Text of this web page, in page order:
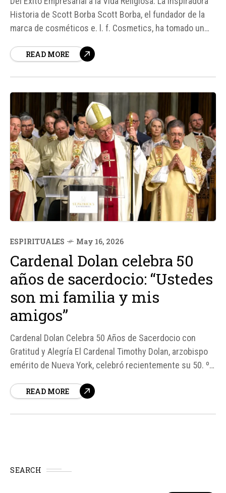
Historia de Scott Borba Scott Borba, el fundador de la
marca de cosméticos e. l. f. Cosmetics, ha tomado un
del lujo y la riqueza material para dedicarse al ministerio
READ MORE
ESPIRITUALES May 16, 2026
Cardenal Dolan celebra 50
años de sacerdocio: “Ustedes
son mi familia y mis
amigos”
Cardenal Dolan Celebra 50 Años de Sacerdocio con
Gratitud y Alegría El Cardenal Timothy Dolan, arzobispo
emérito de Nueva York, celebró recientemente su 50. º
Misa en la Catedral de San Patricio. Rodeado de obispos,
READ MORE
SEARCH